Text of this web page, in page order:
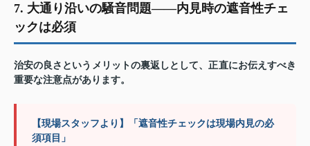
7. 大通り沿いの騒音問題——内見時の遮音性チェ
ックは必須
治安の良さというメリットの裏返しとして、正直にお伝えすべき
重要な注意点があります。
【現場スタッフより】「遮音性チェックは現場内見の必
須項目」